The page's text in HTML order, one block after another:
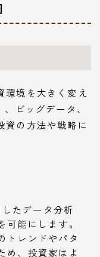
環境を大きく変え
ビッグデータ、
資の方法や戦略に
たデータ分析
能にします。
トレンドやパタ
め、投資家はよ